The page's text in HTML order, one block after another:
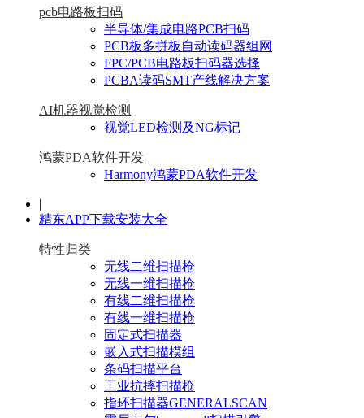
pcb电路板扫码
半导体/集成电路PCB扫码
PCB板多拼板自动读码器组网
FPC/PCB电路板扫码器选择
PCBA读码SMT产线解决方案
AI机器视觉检测
视觉LED检测及NG标记
鸿蒙PDA软件开发
Harmony鸿蒙PDA软件开发
|
精东APP下载安装大全
特性归类
无线二维扫描枪
无线一维扫描枪
有线二维扫描枪
有线一维扫描枪
固定式扫描器
嵌入式扫描模组
条码扫描平台
工业抗摔扫描枪
指环扫描器GENERALSCAN